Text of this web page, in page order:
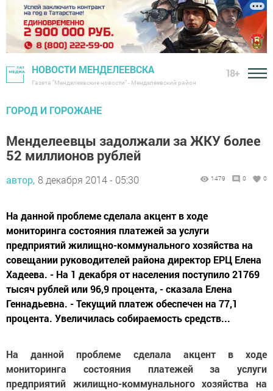
НОВОСТИ МЕНДЕЛЕЕВСКА
Газета "Менделеевские новости" - Менделеевский район
18+
ГОРОД И ГОРОЖАНЕ
Менделеевцы задолжали за ЖКУ более
52 миллионов рублей
автор, 8 декабря 2014 - 05:30 1479 0 0
На данной проблеме сделала акцент в ходе
мониторинга состояния платежей за услуги
предприятий жилищно-коммунального хозяйства на
совещании руководителей района директор ЕРЦ Елена
Хадеева. - На 1 декабря от населения поступило 21769
тысяч рублей или 96,9 процента, - сказала Елена
Геннадьевна. - Текущий платеж обеспечен на 77,1
процента. Увеличилась собираемость средств...
На данной проблеме сделала акцент в ходе
мониторинга состояния платежей за услуги
предприятий жилищно-коммунального хозяйства на